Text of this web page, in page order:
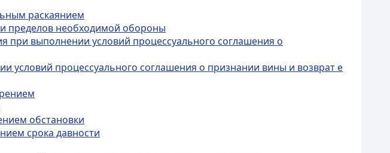
раскаянием
пределов необходимой обороны
при выполнении условий процессуального соглашения о
условий процессуального соглашения о признании вины и возврат е
обстановки
срока давности